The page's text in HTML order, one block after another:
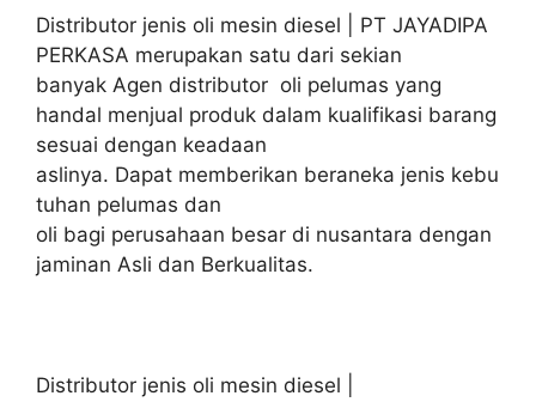
Distributor jenis oli mesin diesel | PT JAYADIPA
PERKASA merupakan satu dari sekian
banyak Agen distributor oli pelumas yang
handal menjual produk dalam kualifikasi barang
sesuai dengan keadaan
aslinya. Dapat memberikan beraneka jenis kebu
tuhan pelumas dan
oli bagi perusahaan besar di nusantara dengan
jaminan Asli dan Berkualitas.
Distributor jenis oli mesin diesel |